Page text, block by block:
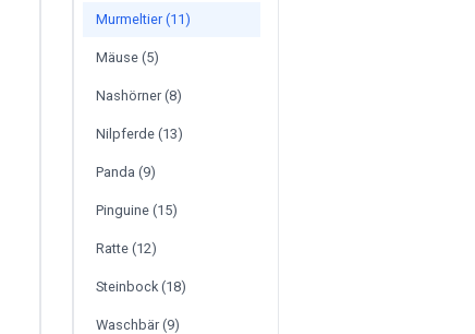
Murmeltier (11)
Mäuse (5)
Nashörner (8)
Nilpferde (13)
Panda (9)
Pinguine (15)
Ratte (12)
Steinbock (18)
Waschbär (9)